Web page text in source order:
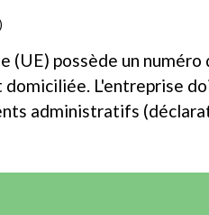
(UE) possède un
L'entreprise
administratifs